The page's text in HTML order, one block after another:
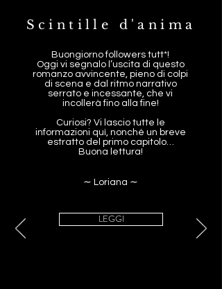
Scintille d'anima
Buongiorno followers tutt*!
Oggi vi segnalo l’uscita di questo
romanzo avvincente, pieno di colpi
di scena e dal ritmo narrativo
serrato e incessante, che vi
incollerà fino alla fine!
Curiosi? Vi lascio tutte le
informazioni quì, nonché un breve
estratto del primo capitolo…
Buona lettura!
∼ Loriana ∼
LEGGI